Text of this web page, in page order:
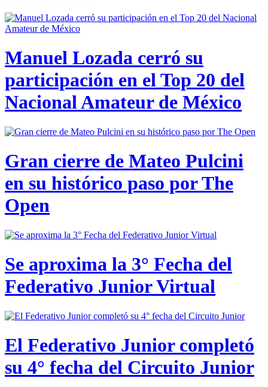
Manuel Lozada cerró su
participación en el Top 20 del
Nacional Amateur de México
Gran cierre de Mateo Pulcini
en su histórico paso por The
Open
Se aproxima la 3° Fecha del
Federativo Junior Virtual
El Federativo Junior completó
su 4° fecha del Circuito Junior